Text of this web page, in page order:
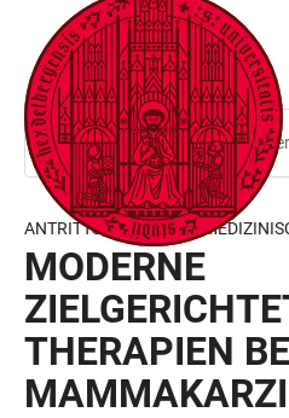
ACCESSIBILITY
LINKS
JUMP
TO
MAIN
CONTENT
OPEN
MAIN
NAVIGATION
OPEN
SEARCH
FORM
This page is only available in
ANTRITTSVORLESUNG
MODERNE
THERAPIEN